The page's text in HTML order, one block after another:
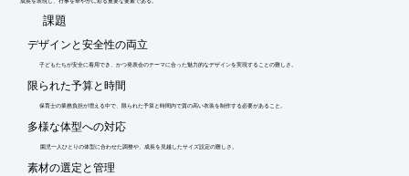
​課題
デザインと安全性の両立
子どもたちが安全に着用でき、かつ発表会のテーマに合った魅力的なデザインを実現することの難しさ。
限られた予算と時間
保育士の業務負担が増える中で、限られた予算と時間内で質の高い衣装を制作する必要があること。
多様な体型への対応
園児一人ひとりの体型に合わせた調整や、成長を見越したサイズ設定の難しさ。
素材の選定と管理